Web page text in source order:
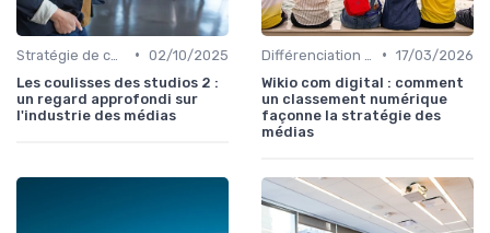
• 02/10/2025
Les coulisses des studios 2 :
un regard approfondi sur
l'industrie des médias
• 17/03/2026
Wikio com digital : comment
un classement numérique
façonne la stratégie des
médias